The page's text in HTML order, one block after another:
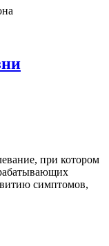
при котором
симптомов,